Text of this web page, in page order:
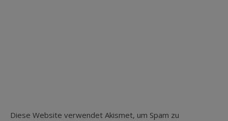
Diese Website verwendet Akismet, um Spam zu